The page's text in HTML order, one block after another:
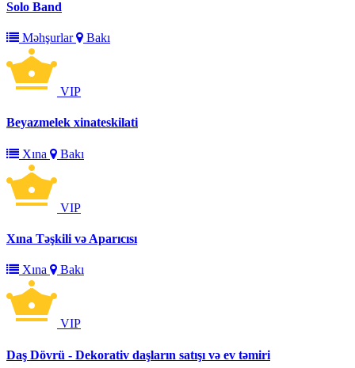
Solo Band
Məhşurlar Bakı
VIP
Beyazmelek xinateskilati
Xına Bakı
VIP
Xına Təşkili və Aparıcısı
Xına Bakı
VIP
Daş Dövrü - Dekorativ daşların satışı və ev təmiri